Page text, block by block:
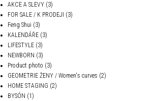
AKCE A SLEVY (3)
FOR SALE / K PRODEJI (3)
Feng Shui (3)
KALENDÁŘE (3)
LIFESTYLE (3)
NEWBORN (3)
Product photo (3)
GEOMETRIE ŽENY / Women's curves (2)
HOME STAGING (2)
BYSÓN (1)